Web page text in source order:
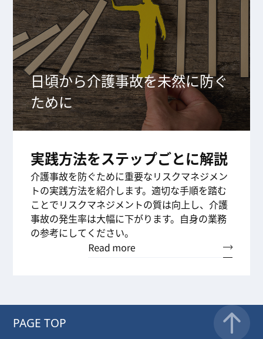
日頃から介護事故を未然に防ぐ
ために
実践方法をステップごとに解説
介護事故を防ぐために重要なリスクマネジメン
トの実践方法を紹介します。適切な手順を踏む
ことでリスクマネジメントの質は向上し、介護
事故の発生率は大幅に下がります。自身の業務
の参考にしてください。
PAGE TOP